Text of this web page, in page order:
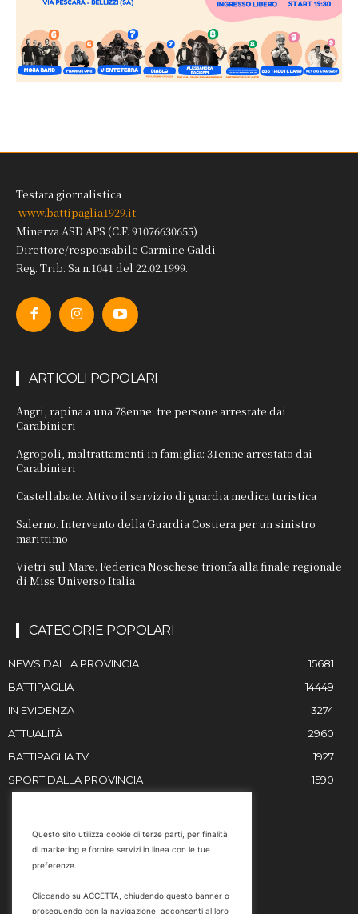
Testata giornalistica
www.battipaglia1929.it
Minerva ASD APS (C.F. 91076630655)
Direttore/responsabile Carmine Galdi
Reg. Trib. Sa n.1041 del 22.02.1999.
ARTICOLI POPOLARI
Angri, rapina a una 78enne: tre persone arrestate dai
Carabinieri
Agropoli, maltrattamenti in famiglia: 31enne arrestato dai
Carabinieri
Castellabate. Attivo il servizio di guardia medica turistica
Salerno. Intervento della Guardia Costiera per un sinistro
marittimo
Vietri sul Mare. Federica Noschese trionfa alla finale regionale
di Miss Universo Italia
CATEGORIE POPOLARI
NEWS DALLA PROVINCIA
15681
BATTIPAGLIA
14449
IN EVIDENZA
3274
ATTUALITÀ
2960
BATTIPAGLIA TV
1927
SPORT DALLA PROVINCIA
1590
Email
marketing@battipaglia1929.it
Questo sito utilizza cookie di terze parti, per finalità
di marketing e fornire servizi in linea con le tue
preferenze.
Cliccando su ACCETTA, chiudendo questo banner o
proseguendo con la navigazione, acconsenti al loro